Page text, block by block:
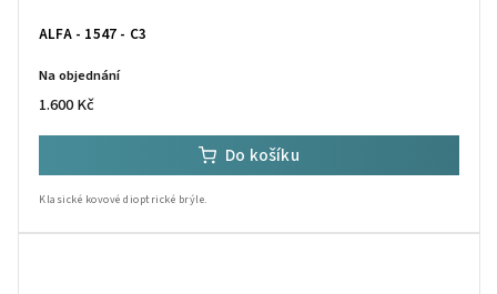
ALFA - 1547 - C3
Na objednání
1.600 Kč
Do košíku